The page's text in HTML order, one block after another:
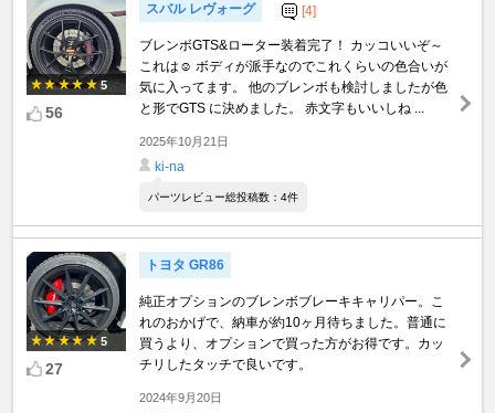
5
56
スバル レヴォーグ [4]
ブレンボGTS&ローター装着完了！ カッコいいぞ～
これは☺ ボディが派手なのでこれくらいの色合いが
気に入ってます。 他のブレンボも検討しましたが色
と形でGTS に決めました。 赤文字もいいしね ...
2025年10月21日
ki-na
パーツレビュー総投稿数：4件
5
27
トヨタ GR86
純正オプションのブレンボブレーキキャリパー。こ
れのおかげで、納車が約10ヶ月待ちました。普通に
買うより、オプションで買った方がお得です。カッ
チリしたタッチで良いです。
2024年9月20日